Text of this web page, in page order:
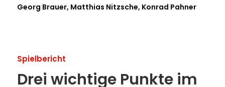
Georg Brauer, Matthias Nitzsche, Konrad Pahner
Spielbericht
Drei wichtige Punkte im